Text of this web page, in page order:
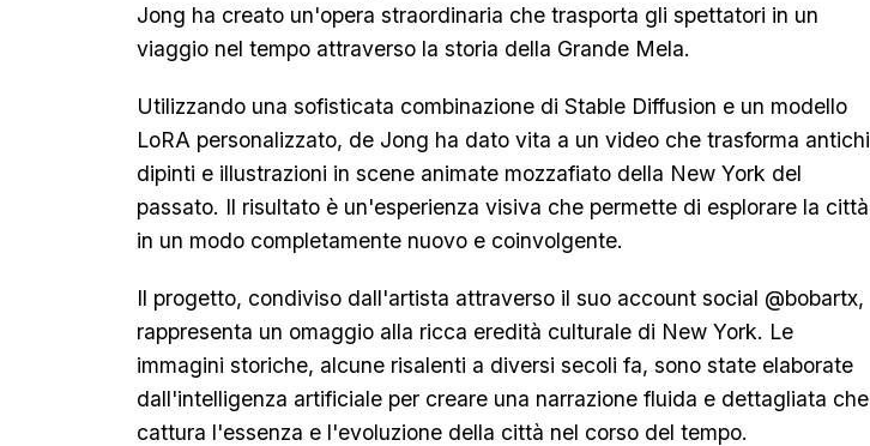
Jong ha creato un'opera straordinaria che trasporta gli spettatori in un
viaggio nel tempo attraverso la storia della Grande Mela.
Utilizzando una sofisticata combinazione di Stable Diffusion e un modello
LoRA personalizzato, de Jong ha dato vita a un video che trasforma antichi
dipinti e illustrazioni in scene animate mozzafiato della New York del
passato. Il risultato è un'esperienza visiva che permette di esplorare la città
in un modo completamente nuovo e coinvolgente.
Il progetto, condiviso dall'artista attraverso il suo account social @bobartx,
rappresenta un omaggio alla ricca eredità culturale di New York. Le
immagini storiche, alcune risalenti a diversi secoli fa, sono state elaborate
dall'intelligenza artificiale per creare una narrazione fluida e dettagliata che
cattura l'essenza e l'evoluzione della città nel corso del tempo.